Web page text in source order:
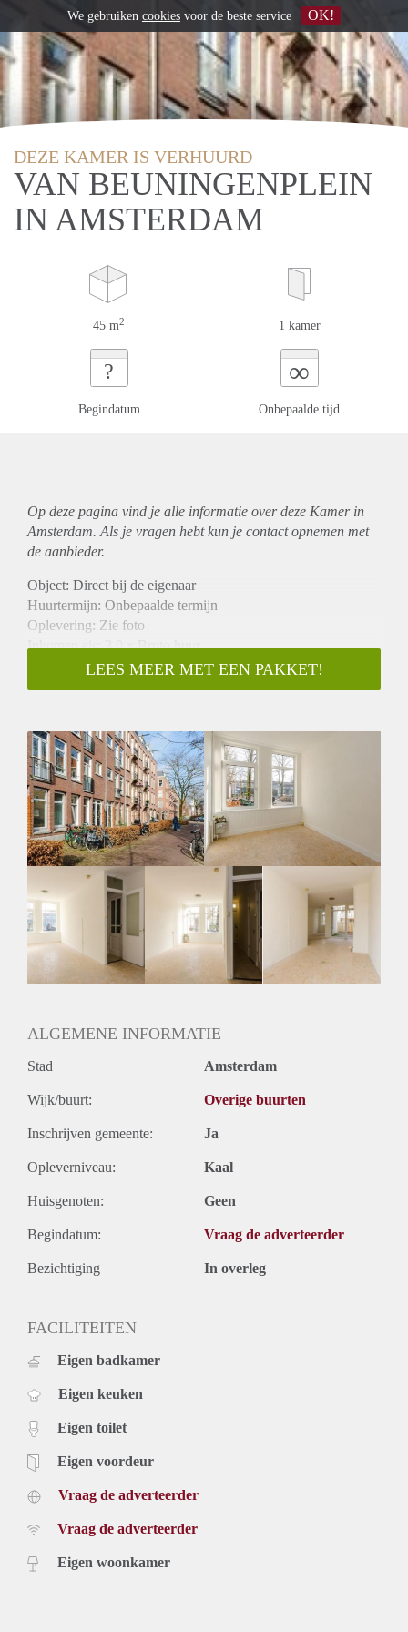
DEZE KAMER IS VERHUURD
VAN BEUNINGENPLEIN
IN AMSTERDAM
45 m2 1 kamer
?
Begindatum
∞
Onbepaalde tijd
Op deze pagina vind je alle informatie over deze Kamer in
Amsterdam. Als je vragen hebt kun je contact opnemen met
de aanbieder.
Object: Direct bij de eigenaar
Huurtermijn: Onbepaalde termijn
Oplevering: Zie foto
Inkomen eis: 3,0 x Bruto huur
Garantiestelling mogelijk: Ja
Borg: 1 Maand
Huisdieren toegestaan: Afhankelijk van de Eigenaar
Huurtoeslag grens: Nee
Geschikt voor studenten: Afhankelijk van de Eigenaar
LEES MEER MET EEN PAKKET!
ALGEMENE INFORMATIE
Stad Amsterdam
Wijk/buurt: Overige buurten
Inschrijven gemeente: Ja
Opleverniveau: Kaal
Huisgenoten: Geen
Begindatum: Vraag de adverteerder
Bezichtiging In overleg
FACILITEITEN
Eigen badkamer
Eigen keuken
Eigen toilet
Eigen voordeur
Vraag de adverteerder
Vraag de adverteerder
Eigen woonkamer
We gebruiken cookies voor de beste service OK!